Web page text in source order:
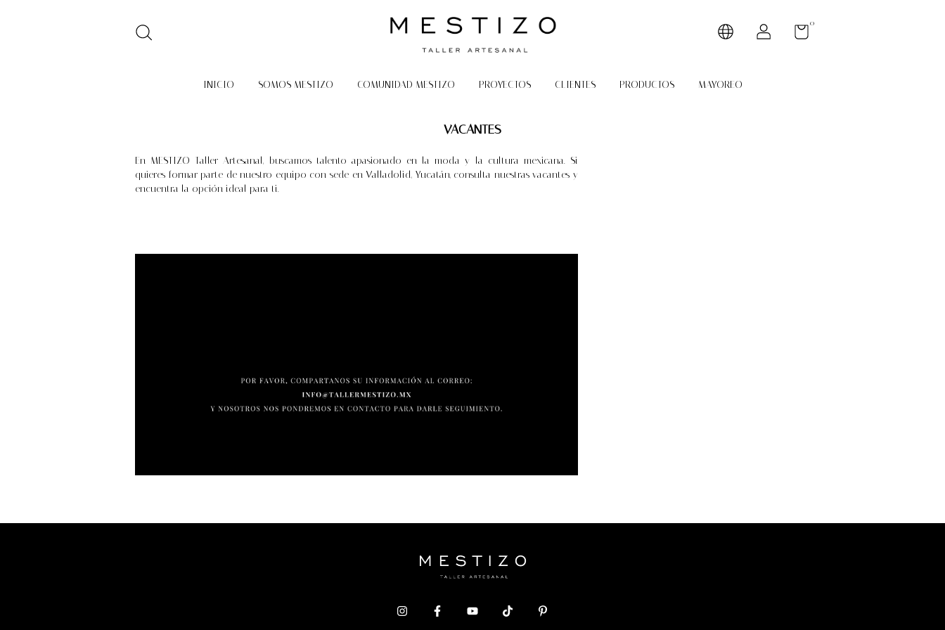
0
INICIO SOMOS MESTIZO COMUNIDAD MESTIZO PROYECTOS CLIENTES PRODUCTOS MAYOREO
VACANTES
En MESTIZO Taller Artesanal, buscamos talento apasionado en la moda y la cultura mexicana. Si
quieres formar parte de nuestro equipo con sede en Valladolid, Yucatán, consulta nuestras vacantes y
encuentra la opción ideal para ti.